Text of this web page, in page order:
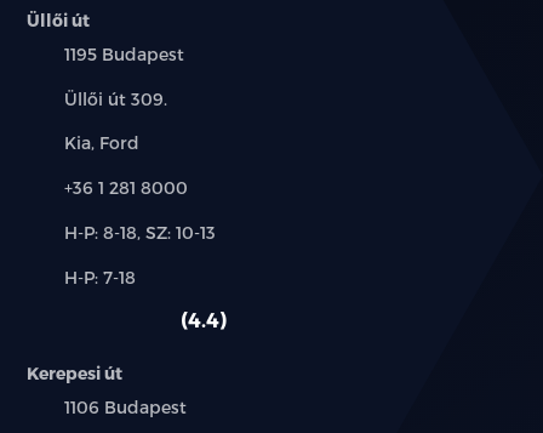
Üllői út
Település:
1195 Budapest
Cím:
Üllői út 309.
Márkák:
Kia, Ford
Telefon:
+36 1 281 8000
Új-
használt
H-P: 8-18, SZ: 10-13
Alkatrész,
H-P: 7-18
4.4
Kerepesi út
Település:
1106 Budapest